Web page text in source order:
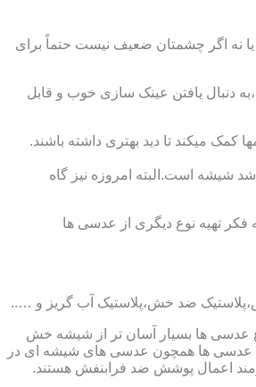
نه اگر چشمتان ضعیف نیست حتماً برای
دنبال یافتن عینک سازی خوب و قابل
میکند تا دید بهتری داشته باشند.
از آن استفاده شد شیشه است.البته امروزه نیز گاه
تهیه نوع دیگری از عدسی ها
عدسی ها بسیار آسان تر از شیشه خش
عدسی ها همچون عدسی های شیشه ای در
اعمال پوشش ضد فرابنفش هستند.